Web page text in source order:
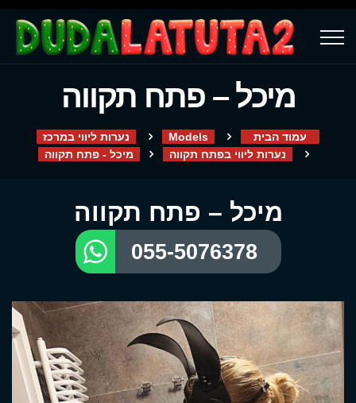
מיכל – פתח תקווה
עמוד הבית Models
נערות ליווי במרכז
נערות ליווי בפתח תקווה
מיכל - פתח תקווה
מיכל – פתח תקווה
055-5076378